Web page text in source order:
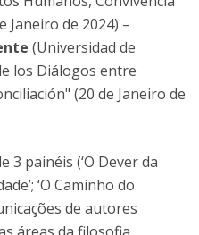
Janeiro de 2024) –
(Universidad de
los Diálogos entre
(20 de Janeiro de
painéis (‘O Dever da
‘O Caminho do
de autores